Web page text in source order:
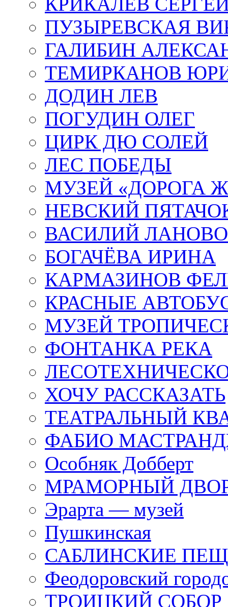
ПУЗЫРЕВСКАЯ
ГАЛИБИН
ТЕМИРКАНОВ
ДОДИН ЛЕВ
ПОГУДИН ОЛЕГ
ЦИРК ДЮ СОЛЕЙ
ЛЕС ПОБЕДЫ
МУЗЕЙ «ДОРОГА
НЕВСКИЙ
ВАСИЛИЙ
БОГАЧЁВА ИРИНА
КАРМАЗИНОВ
КРАСНЫЕ
МУЗЕЙ
ФОНТАНКА РЕКА
ХОЧУ РАССКАЗАТЬ
ТЕАТРАЛЬНЫЙ
ФАБИО
Особняк Добберт
МРАМОРНЫЙ
Эрарта — музей
Пушкинская
САБЛИНСКИЕ
Феодоровский
ТРОИЦКИЙ СОБОР